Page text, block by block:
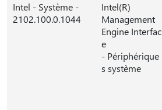
Intel - Système -
2102.100.0.1044
Intel(R)
Management
Engine Interfac
e
- Périphérique
s système